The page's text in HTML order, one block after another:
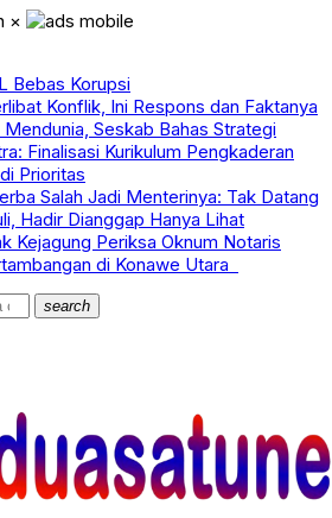
×
Bebas Korupsi
Konflik, Ini Respons dan Faktanya
Seskab Bahas Strategi
Finalisasi Kurikulum Pengkaderan
Prioritas
Salah Jadi Menterinya: Tak Datang
Hadir Dianggap Hanya Lihat
Kejagung Periksa Oknum Notaris
di Konawe Utara
search